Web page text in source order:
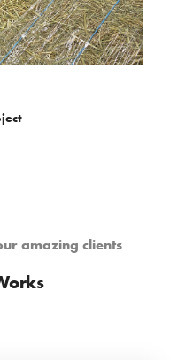
amazing clients